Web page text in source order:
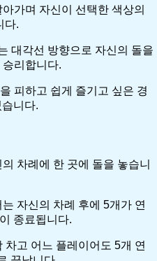
가며 자신이 선택한 색상의
다.
대각선 방향으로 자신의 돌을
리합니다.
피하고 쉽게 즐기고 싶은 경
니다.
차례에 한 곳에 돌을 놓습니
자신의 차례 후에 5개가 연
종료됩니다.
차고 어느 플레이어도 5개 연